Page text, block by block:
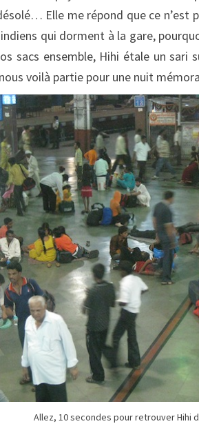
Elle me répond que ce n’est
qui dorment à la gare,
sacs ensemble, Hihi étale un sari
voilà partie pour une nuit
Allez, 10 secondes pour retrouver Hihi